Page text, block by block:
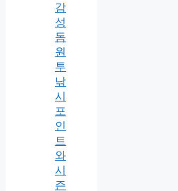
감
성
돔
원
투
낚
시
포
인
트
와
시
즌